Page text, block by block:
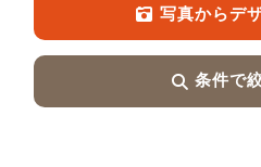
写真からデ
条件で